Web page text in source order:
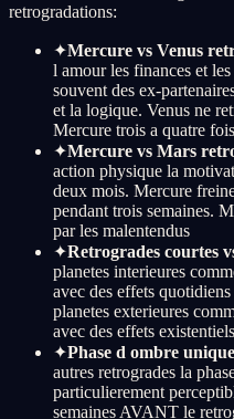
retrogradations:
✦Mercure vs Venus
l amour les finances et
souvent des ex-
et la logique. Venus ne
Mercure trois a quatre
✦Mercure vs Mars
action physique la
deux mois. Mercure
pendant trois semaines.
par les malentendus
✦Retrogrades courtes
planetes interieures
avec des effets
planetes exterieures
avec des effets
✦Phase d ombre
autres retrogrades la
particulierement
semaines AVANT le